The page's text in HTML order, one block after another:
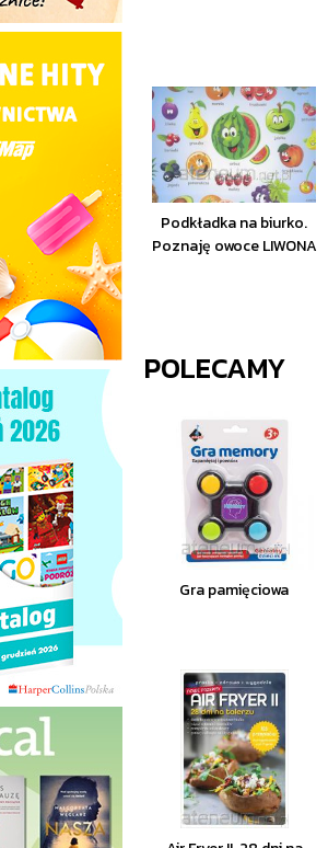
Podkładka na biurko.
Poznaję owoce LIWONA
POLECAMY
Gra pamięciowa